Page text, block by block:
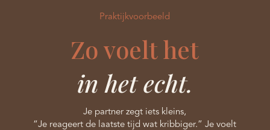
Praktijkvoorbeeld
Zo voelt het
in het echt.
Je partner zegt iets kleins,
“Je reageert de laatste tijd wat kribbiger.” Je voelt